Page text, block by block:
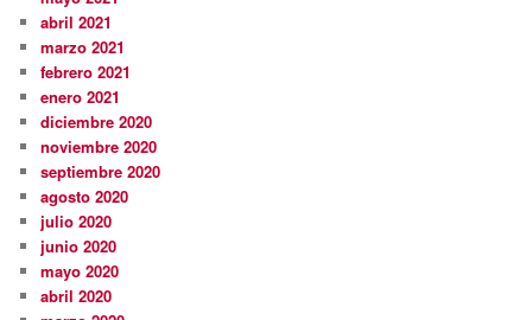
abril 2021
marzo 2021
febrero 2021
enero 2021
diciembre 2020
noviembre 2020
septiembre 2020
agosto 2020
julio 2020
junio 2020
mayo 2020
abril 2020